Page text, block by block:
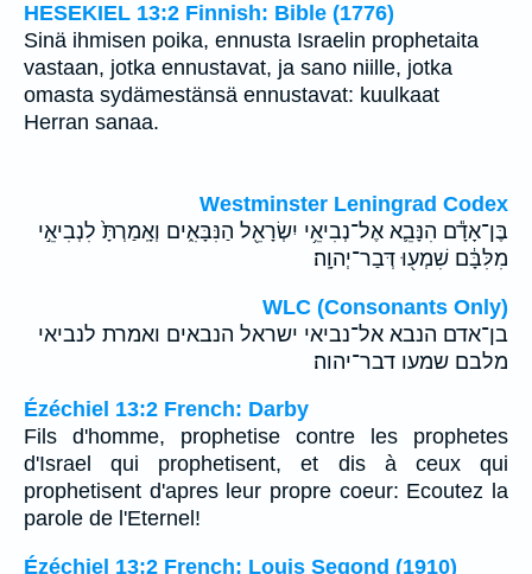
HESEKIEL 13:2 Finnish: Bible (1776)
Sinä ihmisen poika, ennusta Israelin prophetaita
vastaan, jotka ennustavat, ja sano niille, jotka
omasta sydämestänsä ennustavat: kuulkaat
Herran sanaa.
Westminster Leningrad Codex
בֶּן־אָדָ֕ם הִנָּבֵ֛א אֶל־נְבִיאֵ֥י יִשְׂרָאֵ֖ל הַנִּבָּאִ֑ים וְאָֽמַרְתָּ֙ לִנְבִיאֵ֣י
מִלִּבָּ֔ם שִׁמְע֖וּ דְּבַר־יְהוָֽה׃
WLC (Consonants Only)
בן־אדם הנבא אל־נביאי ישראל הנבאים ואמרת לנביאי
מלבם שמעו דבר־יהוה׃
Ézéchiel 13:2 French: Darby
Fils d'homme, prophetise contre les prophetes
d'Israel qui prophetisent, et dis à ceux qui
prophetisent d'apres leur propre coeur: Ecoutez la
parole de l'Eternel!
Ézéchiel 13:2 French: Louis Segond (1910)